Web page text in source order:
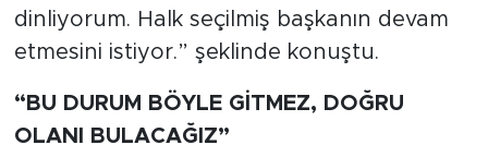
dinliyorum. Halk seçilmiş başkanın devam
etmesini istiyor.” şeklinde konuştu.
“BU DURUM BÖYLE GİTMEZ, DOĞRU
OLANI BULACAĞIZ”